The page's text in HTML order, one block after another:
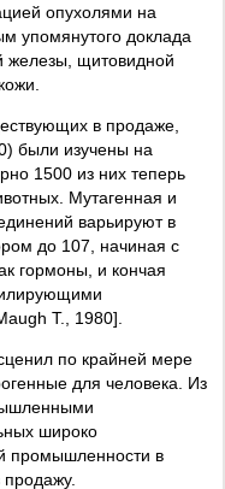
опухолями на
упомянутого доклада
железы, щитовидной
в продаже,
были изучены на
1500 из них теперь
Мутагенная и
варьируют в
до 107, начиная с
гормоны, и кончая
Т., 1980].
по крайней мере
для человека. Из
широко
промышленности в
продажу.